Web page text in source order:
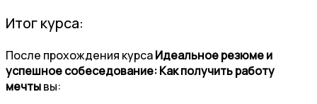
Итог курса:
После прохождения курсаИдеальное резюме и
успешное собеседование: Как получить работу
мечтывы: